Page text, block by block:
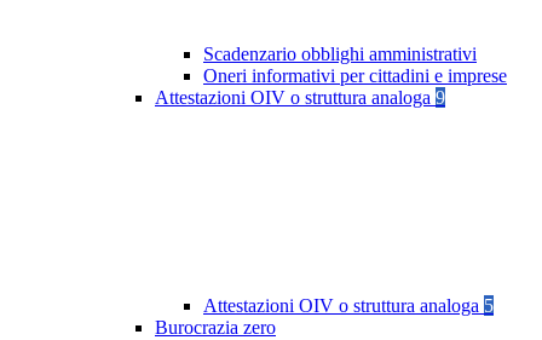
Scadenzario obblighi amministrativi
Oneri informativi per cittadini e imprese
Attestazioni OIV o struttura analoga 9
Attestazioni OIV o struttura analoga 5
Burocrazia zero